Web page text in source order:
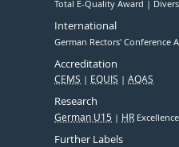
Total E-Quality Award
International
German Rectors' Conference
Accreditation
CEMS EQUIS AQAS
Research
German U15 HR
Further Labels